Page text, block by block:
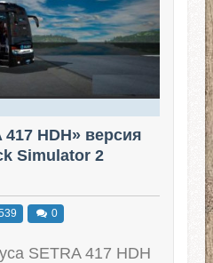
HDH» версия
Simulator 2
0
SETRA 417 HDH